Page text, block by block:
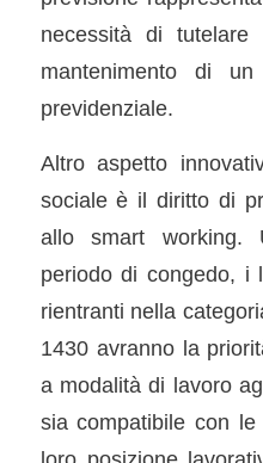
necessità di
mantenimento di
previdenziale.
Altro aspetto
sociale è il diritto di
allo smart working.
periodo di congedo, i
rientranti nella
1430 avranno la
a modalità di lavoro
sia compatibile con